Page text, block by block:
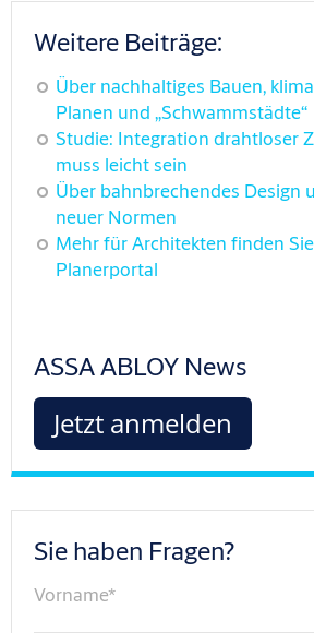
Weitere Beiträge:
Über nachhaltiges Bauen,
Planen und „Schwammstädte“
Studie: Integration drahtloser
muss leicht sein
Über bahnbrechendes Design
neuer Normen
Mehr für Architekten finden
Planerportal
ASSA ABLOY News
Jetzt anmelden
Sie haben Fragen?
Vorname*